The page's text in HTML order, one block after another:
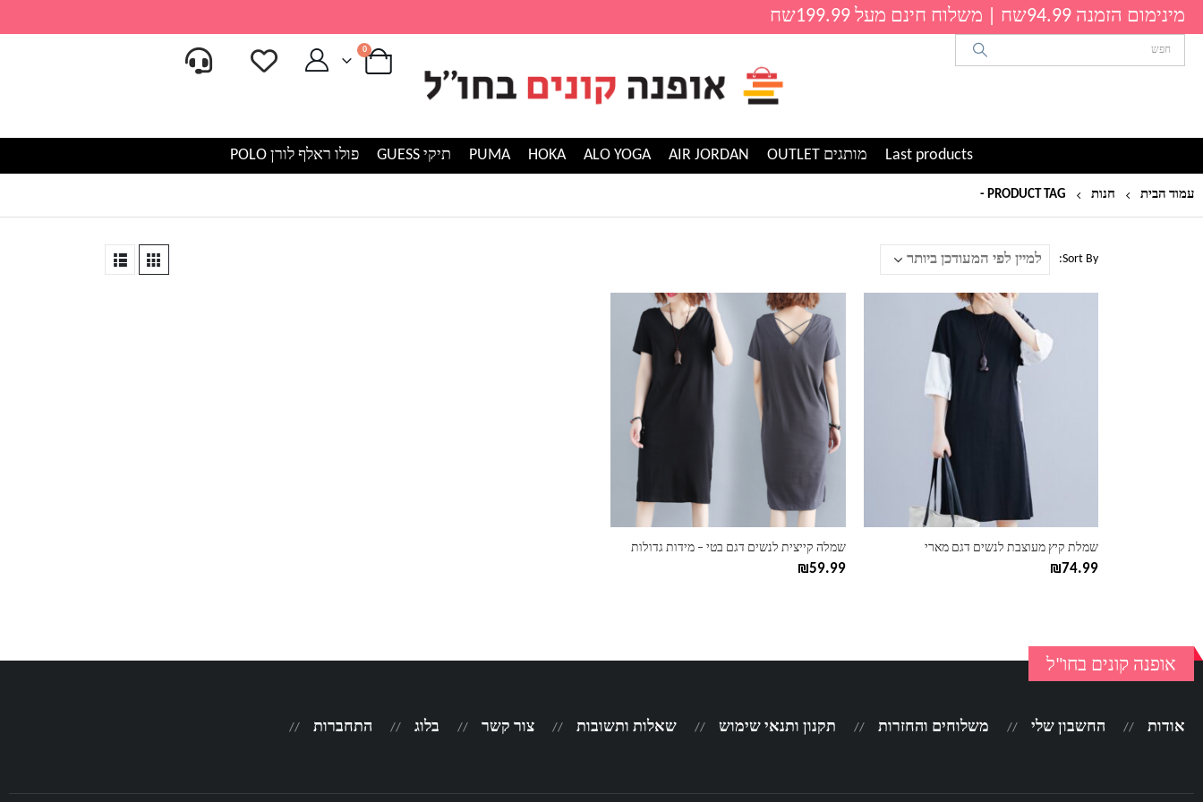
מינימום הזמנה 94.99שח | משלוח חינם מעל 199.99שח
0
Last products מותגים OUTLET AIR JORDAN
ALO YOGA
HOKA
PUMA תיקי GUESS פולו ראלף לורן POLO
עמוד הבית חנות PRODUCT TAG -
Sort By:
שמלת קיץ מעוצבת לנשים דגם מארי
₪74.99
שמלה קייצית לנשים דגם בטי – מידות גדולות
₪59.99
למוצר
יש
מספר
סוגים.
ניתן
לבחור
את
האפשרויות
בעמוד
המוצר
אופנה קונים בחו"ל
אודות החשבון שלי משלוחים והחזרות תקנון ותנאי שימוש שאלות ותשובות צור קשר בלוג התחברות